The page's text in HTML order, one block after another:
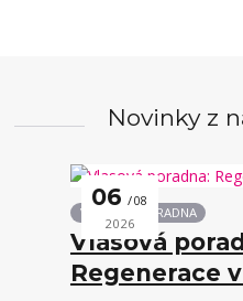
Novinky z
06 08
2026
VLASOVÁ PORADNA
Vlasová
Regenerace